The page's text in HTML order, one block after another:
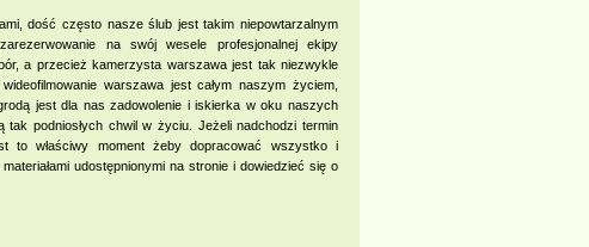
dość często nasze ślub jest takim niepowtarzalnym
na swój wesele profesjonalnej ekipy
a przecież kamerzysta warszawa jest tak niezwykle
warszawa jest całym naszym życiem,
jest dla nas zadowolenie i iskierka w oku naszych
podniosłych chwil w życiu. Jeżeli nadchodzi termin
to właściwy moment żeby dopracować wszystko i
udostępnionymi na stronie i dowiedzieć się o